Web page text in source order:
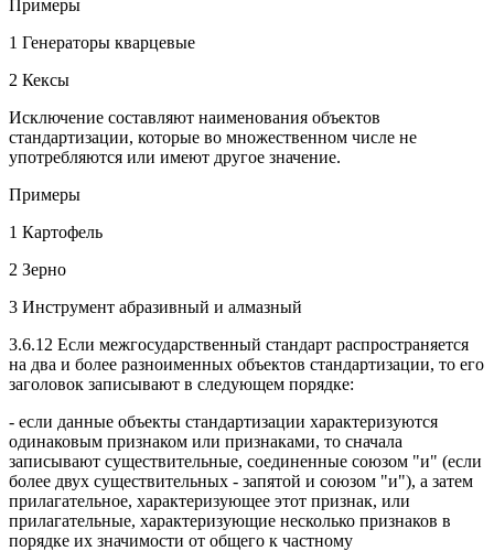
Примеры
1 Генераторы кварцевые
2 Кексы
Исключение составляют наименования объектов
стандартизации, которые во множественном числе не
употребляются или имеют другое значение.
Примеры
1 Картофель
2 Зерно
3 Инструмент абразивный и алмазный
3.6.12 Если межгосударственный стандарт распространяется
на два и более разноименных объектов стандартизации, то его
заголовок записывают в следующем порядке:
- если данные объекты стандартизации характеризуются
одинаковым признаком или признаками, то сначала
записывают существительные, соединенные союзом "и" (если
более двух существительных - запятой и союзом "и"), а затем
прилагательное, характеризующее этот признак, или
прилагательные, характеризующие несколько признаков в
порядке их значимости от общего к частному